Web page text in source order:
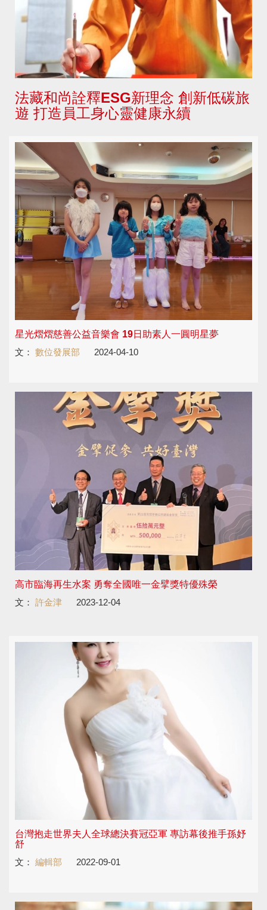
法藏和尚詮釋ESG新理念 創新低碳旅
遊 打造員工身心靈健康永續
星光熠熠慈善公益音樂會 19日助素人一圓明星夢
文： 數位發展部 2024-04-10
高市臨海再生水案 勇奪全國唯一金擘獎特優殊榮
文： 許金津 2023-12-04
台灣抱走世界夫人全球總決賽冠亞軍 專訪幕後推手孫妤
舒
文： 編輯部 2022-09-01